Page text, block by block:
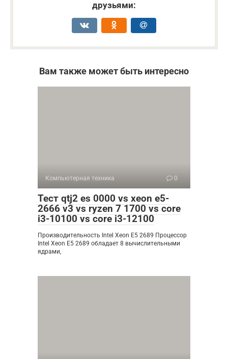
друзьями:
Вам также может быть интересно
Компьютерная техника 0
Тест qtj2 es 0000 vs xeon e5-
2666 v3 vs ryzen 7 1700 vs core
i3-10100 vs core i3-12100
Производительность Intel Xeon E5 2689 Процессор
Intel Xeon E5 2689 обладает 8 вычислительными
ядрами,